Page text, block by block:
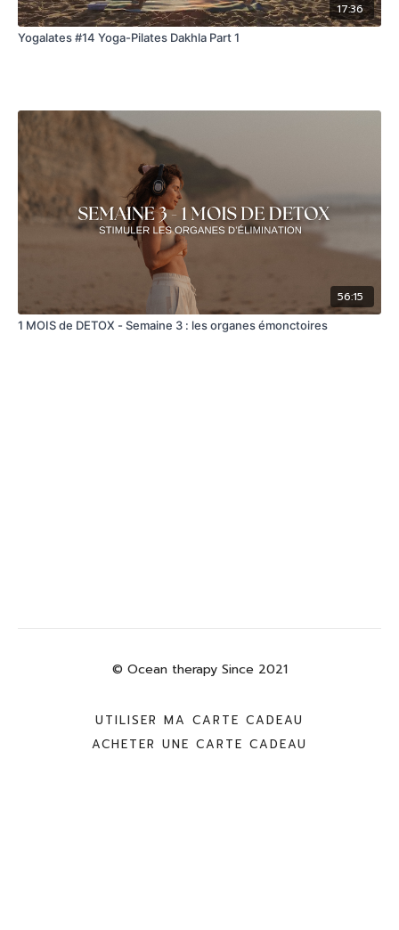
17:36
Yogalates #14 Yoga-Pilates Dakhla Part 1
56:15
1 MOIS de DETOX - Semaine 3 : les organes émonctoires
© Ocean therapy Since 2021
UTILISER MA CARTE CADEAU
ACHETER UNE CARTE CADEAU